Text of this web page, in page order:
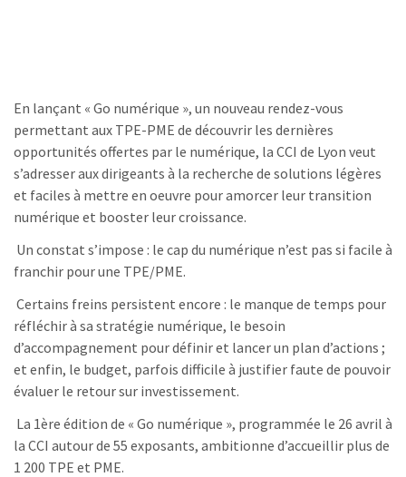
En lançant « Go numérique », un nouveau rendez-vous
permettant aux TPE-PME de découvrir les dernières
opportunités offertes par le numérique, la CCI de Lyon veut
s’adresser aux dirigeants à la recherche de solutions légères
et faciles à mettre en oeuvre pour amorcer leur transition
numérique et booster leur croissance.
Un constat s’impose : le cap du numérique n’est pas si facile à
franchir pour une TPE/PME.
Certains freins persistent encore : le manque de temps pour
réfléchir à sa stratégie numérique, le besoin
d’accompagnement pour définir et lancer un plan d’actions ;
et enfin, le budget, parfois difficile à justifier faute de pouvoir
évaluer le retour sur investissement.
La 1ère édition de « Go numérique », programmée le 26 avril à
la CCI autour de 55 exposants, ambitionne d’accueillir plus de
1 200 TPE et PME.